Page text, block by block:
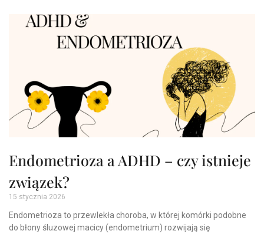
Endometrioza a ADHD – czy istnieje
związek?
15 stycznia 2026
Endometrioza to przewlekła choroba, w której komórki podobne
do błony śluzowej macicy (endometrium) rozwijają się